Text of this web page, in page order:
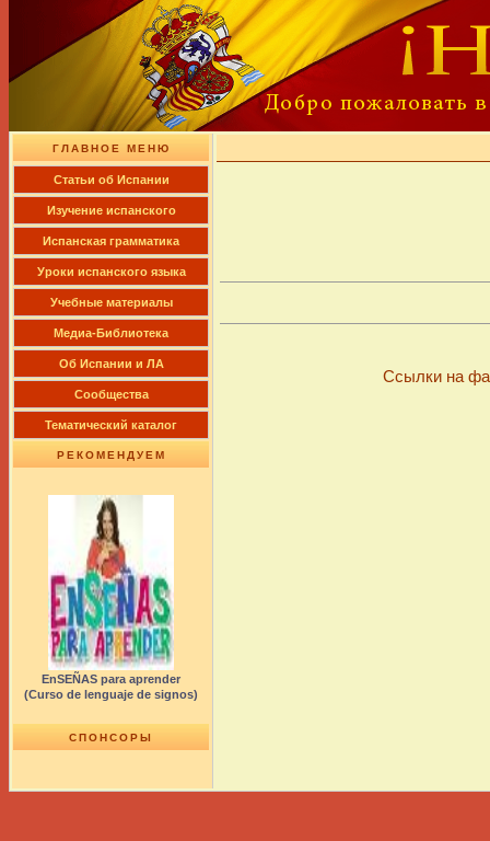
ГЛАВНОЕ МЕНЮ
Cтатьи об Испании
Изучение испанского
Испанская грамматика
Уроки испанского языка
Учебные материалы
Медиа-Библиотека
Об Испании и ЛА
Сообщества
Тематический каталог
РЕКОМЕНДУЕМ
EnSEÑAS para aprender
(Curso de lenguaje de signos)
СПОНСОРЫ
Ссылки на